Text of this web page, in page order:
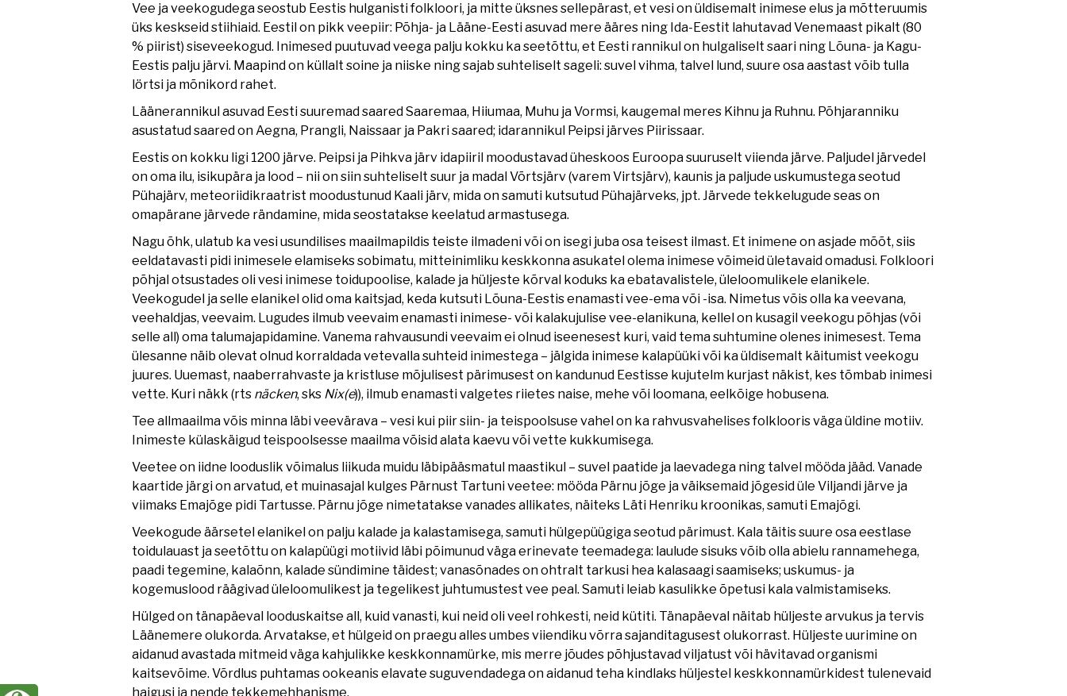
Vee ja veekogudega seostub Eestis hulganisti folkloori, ja mitte üksnes sellepärast, et vesi on üldisemalt inimese elus ja mõtteruumis
üks keskseid stiihiaid. Eestil on pikk veepiir: Põhja- ja Lääne-Eesti asuvad mere ääres ning Ida-Eestit lahutavad Venemaast pikalt (80
% piirist) siseveekogud. Inimesed puutuvad veega palju kokku ka seetõttu, et Eesti rannikul on hulgaliselt saari ning Lõuna- ja Kagu-
Eestis palju järvi. Maapind on küllalt soine ja niiske ning sajab suhteliselt sageli: suvel vihma, talvel lund, suure osa aastast võib tulla
lörtsi ja mõnikord rahet.
Läänerannikul asuvad Eesti suuremad saared Saaremaa, Hiiumaa, Muhu ja Vormsi, kaugemal meres Kihnu ja Ruhnu. Põhjaranniku
asustatud saared on Aegna, Prangli, Naissaar ja Pakri saared; idarannikul Peipsi järves Piirissaar.
Eestis on kokku ligi 1200 järve. Peipsi ja Pihkva järv idapiiril moodustavad üheskoos Euroopa suuruselt viienda järve. Paljudel järvedel
on oma ilu, isikupära ja lood – nii on siin suhteliselt suur ja madal Võrtsjärv (varem Virtsjärv), kaunis ja paljude uskumustega seotud
Pühajärv, meteoriidikraatrist moodustunud Kaali järv, mida on samuti kutsutud Pühajärveks, jpt. Järvede tekkelugude seas on
omapärane järvede rändamine, mida seostatakse keelatud armastusega.
Nagu õhk, ulatub ka vesi usundilises maailmapildis teiste ilmadeni või on isegi juba osa teisest ilmast. Et inimene on asjade mõõt, siis
eeldatavasti pidi inimesele elamiseks sobimatu, mitteinimliku keskkonna asukatel olema inimese võimeid ületavaid omadusi. Folkloori
põhjal otsustades oli vesi inimese toidupoolise, kalade ja hüljeste kõrval koduks ka ebatavalistele, üleloomulikele elanikele.
Veekogudel ja selle elanikel olid oma kaitsjad, keda kutsuti Lõuna-Eestis enamasti vee-ema või -isa. Nimetus võis olla ka veevana,
veehaldjas, veevaim. Lugudes ilmub veevaim enamasti inimese- või kalakujulise vee-elanikuna, kellel on kusagil veekogu põhjas (või
selle all) oma talumajapidamine. Vanema rahvausundi veevaim ei olnud iseenesest kuri, vaid tema suhtumine olenes inimesest. Tema
ülesanne näib olevat olnud korraldada vetevalla suhteid inimestega – jälgida inimese kalapüüki või ka üldisemalt käitumist veekogu
juures. Uuemast, naaberrahvaste ja kristluse mõjulisest pärimusest on kandunud Eestisse kujutelm kurjast näkist, kes tõmbab inimesi
vette. Kuri näkk (rts näcken, sks Nix(e)), ilmub enamasti valgetes riietes naise, mehe või loomana, eelkõige hobusena.
Tee allmaailma võis minna läbi veevärava – vesi kui piir siin- ja teispoolsuse vahel on ka rahvusvahelises folklooris väga üldine motiiv.
Inimeste külaskäigud teispoolsesse maailma võisid alata kaevu või vette kukkumisega.
Veetee on iidne looduslik võimalus liikuda muidu läbipääsmatul maastikul – suvel paatide ja laevadega ning talvel mööda jääd. Vanade
kaartide järgi on arvatud, et muinasajal kulges Pärnust Tartuni veetee: mööda Pärnu jõge ja väiksemaid jõgesid üle Viljandi järve ja
viimaks Emajõge pidi Tartusse. Pärnu jõge nimetatakse vanades allikates, näiteks Läti Henriku kroonikas, samuti Emajõgi.
Veekogude äärsetel elanikel on palju kalade ja kalastamisega, samuti hülgepüügiga seotud pärimust. Kala täitis suure osa eestlase
toidulauast ja seetõttu on kalapüügi motiivid läbi põimunud väga erinevate teemadega: laulude sisuks võib olla abielu rannamehega,
paadi tegemine, kalaõnn, kalade sündimine täidest; vanasõnades on ohtralt tarkusi hea kalasaagi saamiseks; uskumus- ja
kogemuslood räägivad üleloomulikest ja tegelikest juhtumustest vee peal. Samuti leiab kasulikke õpetusi kala valmistamiseks.
Hülged on tänapäeval looduskaitse all, kuid vanasti, kui neid oli veel rohkesti, neid kütiti. Tänapäeval näitab hüljeste arvukus ja tervis
Läänemere olukorda. Arvatakse, et hülgeid on praegu alles umbes viiendiku võrra sajanditagusest olukorrast. Hüljeste uurimine on
aidanud avastada mitmeid väga kahjulikke keskkonnamürke, mis merre jõudes põhjustavad viljatust või hävitavad organismi
kaitsevõime. Võrdlus puhtamas ookeanis elavate suguvendadega on aidanud teha kindlaks hüljestel keskkonnamürkidest tulenevaid
haigusi ja nende tekkemehhanisme.